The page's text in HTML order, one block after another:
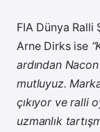
FIA Dünya Ralli
Arne Dirks ise
ardından
mutluyuz.
çıkıyor ve ralli
uzmanlık